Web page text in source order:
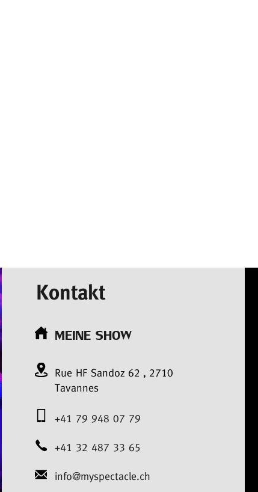
Kontakt
MEINE SHOW
Rue HF Sandoz 62 , 2710
Tavannes
+41 79 948 07 79
+41 32 487 33 65
info@myspectacle.ch